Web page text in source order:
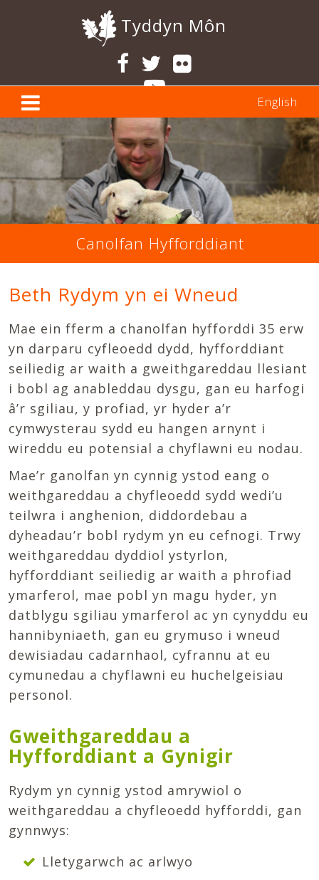
Tyddyn Môn
English
Canolfan Hyfforddiant
Beth Rydym yn ei Wneud
Mae ein fferm a chanolfan hyfforddi 35 erw
yn darparu cyfleoedd dydd, hyfforddiant
seiliedig ar waith a gweithgareddau llesiant
i bobl ag anableddau dysgu, gan eu harfogi
â’r sgiliau, y profiad, yr hyder a’r
cymwysterau sydd eu hangen arnynt i
wireddu eu potensial a chyflawni eu nodau.
Mae’r ganolfan yn cynnig ystod eang o
weithgareddau a chyfleoedd sydd wedi’u
teilwra i anghenion, diddordebau a
dyheadau’r bobl rydym yn eu cefnogi. Trwy
weithgareddau dyddiol ystyrlon,
hyfforddiant seiliedig ar waith a phrofiad
ymarferol, mae pobl yn magu hyder, yn
datblygu sgiliau ymarferol ac yn cynyddu eu
hannibyniaeth, gan eu grymuso i wneud
dewisiadau cadarnhaol, cyfrannu at eu
cymunedau a chyflawni eu huchelgeisiau
personol.
Gweithgareddau a
Hyfforddiant a Gynigir
Rydym yn cynnig ystod amrywiol o
weithgareddau a chyfleoedd hyfforddi, gan
gynnwys:
Lletygarwch ac arlwyo